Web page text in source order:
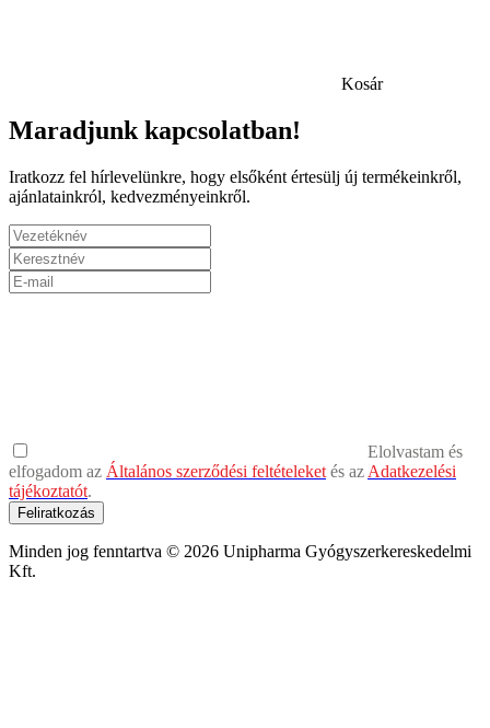
Kosár
Maradjunk kapcsolatban!
Iratkozz fel hírlevelünkre, hogy elsőként értesülj új termékeinkről,
ajánlatainkról, kedvezményeinkről.
Elolvastam és
elfogadom az Általános szerződési feltételeket és az Adatkezelési
tájékoztatót.
Feliratkozás
Minden jog fenntartva © 2026 Unipharma Gyógyszerkereskedelmi
Kft.